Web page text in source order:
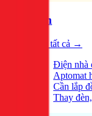
Điện
Xem tất cả →
Điện nhà
Aptomat
Cần lắp
Thay